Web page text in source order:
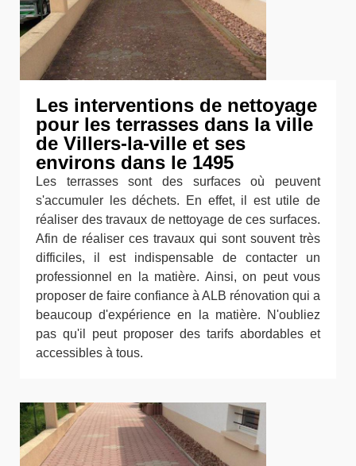
Les interventions de nettoyage
pour les terrasses dans la ville
de Villers-la-ville et ses
environs dans le 1495
Les terrasses sont des surfaces où peuvent
s'accumuler les déchets. En effet, il est utile de
réaliser des travaux de nettoyage de ces surfaces.
Afin de réaliser ces travaux qui sont souvent très
difficiles, il est indispensable de contacter un
professionnel en la matière. Ainsi, on peut vous
proposer de faire confiance à ALB rénovation qui a
beaucoup d'expérience en la matière. N'oubliez
pas qu'il peut proposer des tarifs abordables et
accessibles à tous.